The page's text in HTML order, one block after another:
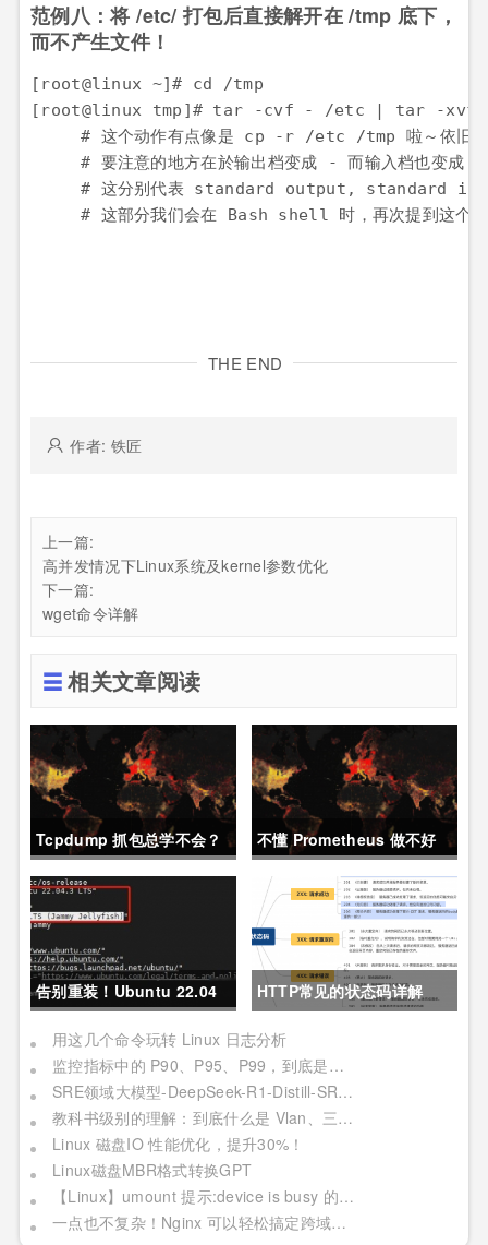
范例八：将 /etc/ 打包后直接解开在 /tmp 底下，
而不产生文件！
[root@linux ~]# cd /tmp
[root@linux tmp]# tar -cvf - /etc | tar -xvf
# 这个动作有点像是 cp -r /etc /tmp 啦～依旧是
# 要注意的地方在於输出档变成 - 而输入档也变成 -
# 这分别代表 standard output, standard input
# 这部分我们会在 Bash shell 时，再次提到这个指
THE END
作者: 铁匠
上一篇:
高并发情况下Linux系统及kernel参数优化
下一篇:
wget命令详解
相关文章阅读
Tcpdump 抓包总学不会？
这篇保姆级教程，今天可以
拿下！
不懂 Prometheus 做不好
运维？那就来看这一篇干货
吧。
告别重装！Ubuntu 22.04
直升24.04教程，零数据丢
失的终极方案
HTTP常见的状态码详解
用这几个命令玩转 Linux 日志分析
监控指标中的 P90、P95、P99，到底是个啥？
SRE领域大模型-DeepSeek-R1-Distill-SRE-Qwen-32B-INT8
教科书级别的理解：到底什么是 Vlan、三层交换机、网关与DNS？
Linux 磁盘IO 性能优化，提升30%！
Linux磁盘MBR格式转换GPT
【Linux】umount 提示:device is busy 的处理方法(In some cases useful info about processes that use )
一点也不复杂！Nginx 可以轻松搞定跨域问题？妥妥加薪！